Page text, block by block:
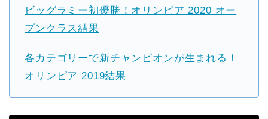
ビッグラミー初優勝！オリンピア 2020 オー
プンクラス結果
各カテゴリーで新チャンピオンが生まれる！
オリンピア 2019結果